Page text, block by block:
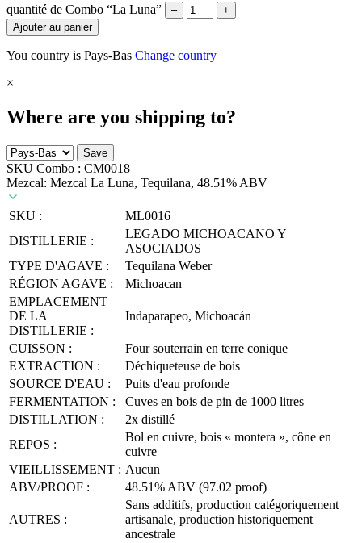
quantité de Combo “La Luna” –
+
Ajouter au panier
You country is Pays-Bas Change country
×
Where are you shipping to?
Save
SKU Combo : CM0018
Mezcal: Mezcal La Luna, Tequilana, 48.51% ABV
SKU :
ML0016
DISTILLERIE :
LEGADO MICHOACANO Y
ASOCIADOS
TYPE D'AGAVE :
Tequilana Weber
RÉGION AGAVE :
Michoacan
EMPLACEMENT
DE LA
DISTILLERIE :
Indaparapeo, Michoacán
CUISSON :
Four souterrain en terre conique
EXTRACTION :
Déchiqueteuse de bois
SOURCE D'EAU :
Puits d'eau profonde
FERMENTATION :
Cuves en bois de pin de 1000 litres
DISTILLATION :
2x distillé
REPOS :
Bol en cuivre, bois « montera », cône en
cuivre
VIEILLISSEMENT : Aucun
ABV/PROOF :
48.51% ABV (97.02 proof)
AUTRES :
Sans additifs, production catégoriquement
artisanale, production historiquement
ancestrale